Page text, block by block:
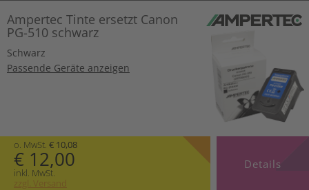
Ampertec Tinte ersetzt Canon
PG-510 schwarz
Schwarz
Passende Geräte anzeigen
o. MwSt. € 10,08
€ 12,00
inkl. MwSt.
zzgl. Versand
Details